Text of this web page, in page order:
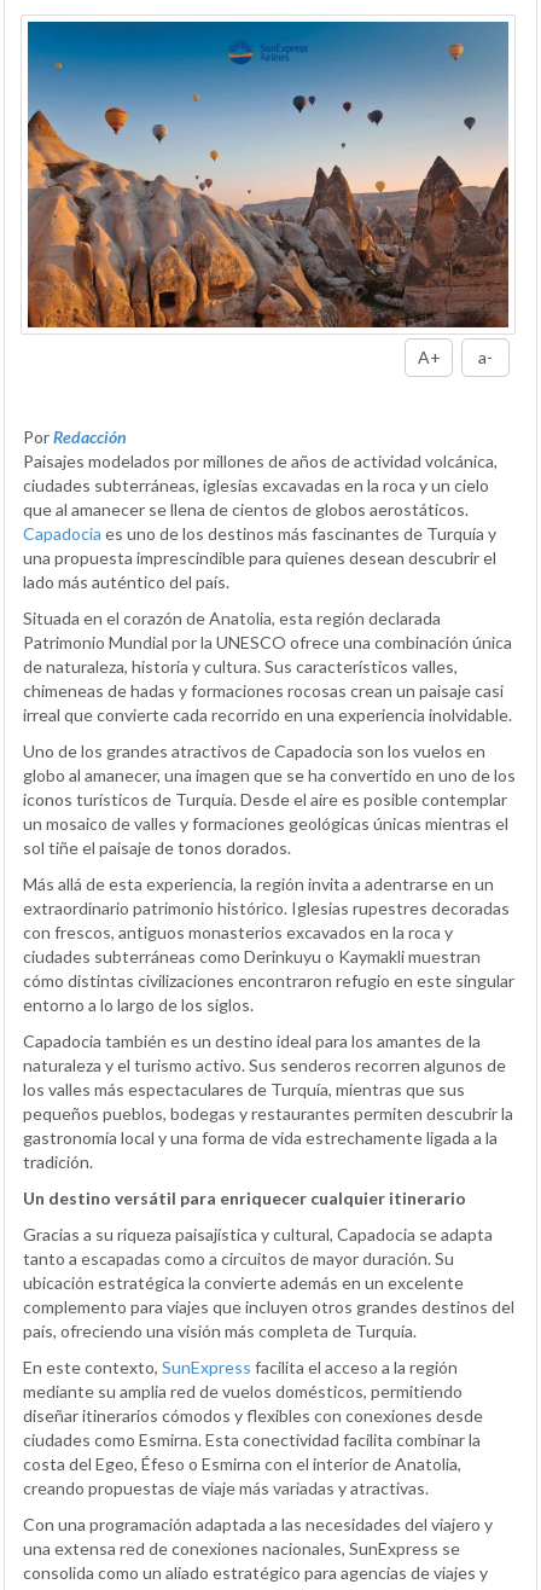
A+ a-
PorRedacción
Paisajes modelados por millones de años de actividad volcánica,
ciudades subterráneas, iglesias excavadas en la roca y un cielo
que al amanecer se llena de cientos de globos aerostáticos.
Capadocia es uno de los destinos más fascinantes de Turquía y
una propuesta imprescindible para quienes desean descubrir el
lado más auténtico del país.
Situada en el corazón de Anatolia, esta región declarada
Patrimonio Mundial por la UNESCO ofrece una combinación única
de naturaleza, historia y cultura. Sus característicos valles,
chimeneas de hadas y formaciones rocosas crean un paisaje casi
irreal que convierte cada recorrido en una experiencia inolvidable.
Uno de los grandes atractivos de Capadocia son los vuelos en
globo al amanecer, una imagen que se ha convertido en uno de los
iconos turísticos de Turquía. Desde el aire es posible contemplar
un mosaico de valles y formaciones geológicas únicas mientras el
sol tiñe el paisaje de tonos dorados.
Más allá de esta experiencia, la región invita a adentrarse en un
extraordinario patrimonio histórico. Iglesias rupestres decoradas
con frescos, antiguos monasterios excavados en la roca y
ciudades subterráneas como Derinkuyu o Kaymakli muestran
cómo distintas civilizaciones encontraron refugio en este singular
entorno a lo largo de los siglos.
Capadocia también es un destino ideal para los amantes de la
naturaleza y el turismo activo. Sus senderos recorren algunos de
los valles más espectaculares de Turquía, mientras que sus
pequeños pueblos, bodegas y restaurantes permiten descubrir la
gastronomía local y una forma de vida estrechamente ligada a la
tradición.
Un destino versátil para enriquecer cualquier itinerario
Gracias a su riqueza paisajística y cultural, Capadocia se adapta
tanto a escapadas como a circuitos de mayor duración. Su
ubicación estratégica la convierte además en un excelente
complemento para viajes que incluyen otros grandes destinos del
país, ofreciendo una visión más completa de Turquía.
En este contexto, SunExpress facilita el acceso a la región
mediante su amplia red de vuelos domésticos, permitiendo
diseñar itinerarios cómodos y flexibles con conexiones desde
ciudades como Esmirna. Esta conectividad facilita combinar la
costa del Egeo, Éfeso o Esmirna con el interior de Anatolia,
creando propuestas de viaje más variadas y atractivas.
Con una programación adaptada a las necesidades del viajero y
una extensa red de conexiones nacionales, SunExpress se
consolida como un aliado estratégico para agencias de viajes y